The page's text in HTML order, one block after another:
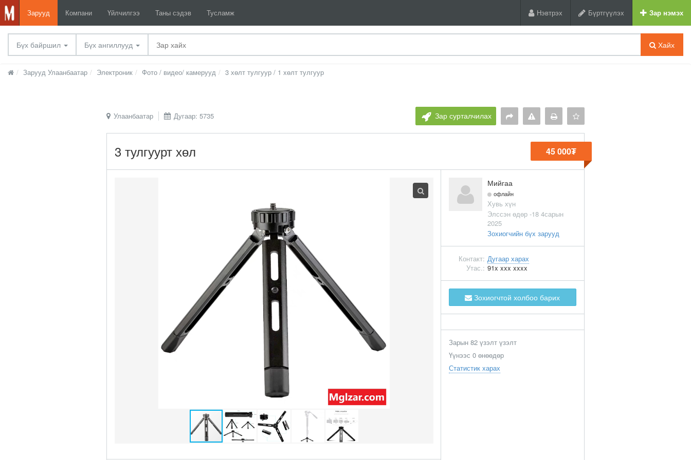
Зарууд Компани Үйлчилгээ Таны сэдэв Тусламж Нэвтрэх Бүртгүүлэх Зар нэмэх
Бүх байршил Бүх ангиллууд Хайх
Зарууд Улаанбаатар Электроник Фото / видео/ камерууд 3 хөлт тулгуур / 1 хөлт тулгуур
Улаанбаатар Дугаар: 5735 Зар сурталчилах
3 тулгуурт хөл 45 000₮
Мийгаа
офлайн
Хувь хүн
Элссэн өдөр -18 4сарын
2025
Зохиогчийн бүх зарууд
Контакт: Дугаар харах
Утас.: 91x xxx xxxx
Зохиогчтой холбоо барих
Зарын 82 үзэлт үзэлт
Үүнээс 0 өнөөдөр
Статистик харах